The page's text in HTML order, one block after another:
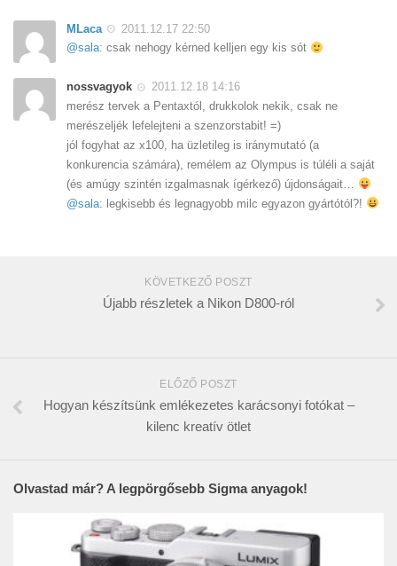
MLaca
2011.12.17 22:50
@sala: csak nehogy kérned kelljen egy kis sót
nossvagyok
2011.12.18 14:16
merész tervek a Pentaxtól, drukkolok nekik, csak ne
merészeljék lefelejteni a szenzorstabit! =)
jól fogyhat az x100, ha üzletileg is iránymutató (a
konkurencia számára), remélem az Olympus is túléli a saját
(és amúgy szintén izgalmasnak ígérkező) újdonságait…
@sala: legkisebb és legnagyobb milc egyazon gyártótól?!
KÖVETKEZŐ POSZT
Újabb részletek a Nikon D800-ról
ELŐZŐ POSZT
Hogyan készítsünk emlékezetes karácsonyi fotókat –
kilenc kreatív ötlet
Olvastad már? A legpörgősebb Sigma anyagok!